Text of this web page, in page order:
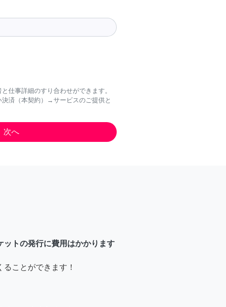
仕事詳細のすり合わせができます。
済（本契約）→サービスのご提供と
ットの発行に費用はかかります
ことができます！